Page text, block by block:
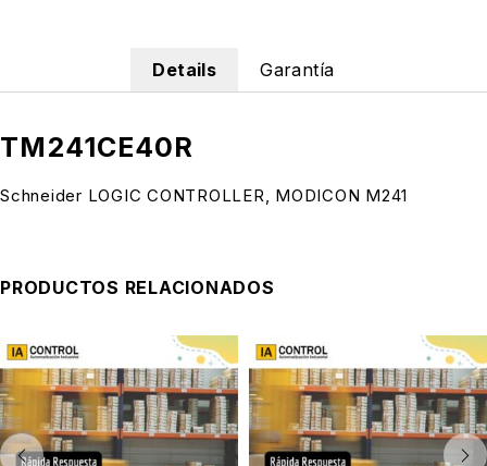
Details Garantía
TM241CE40R
Schneider LOGIC CONTROLLER, MODICON M241
PRODUCTOS RELACIONADOS